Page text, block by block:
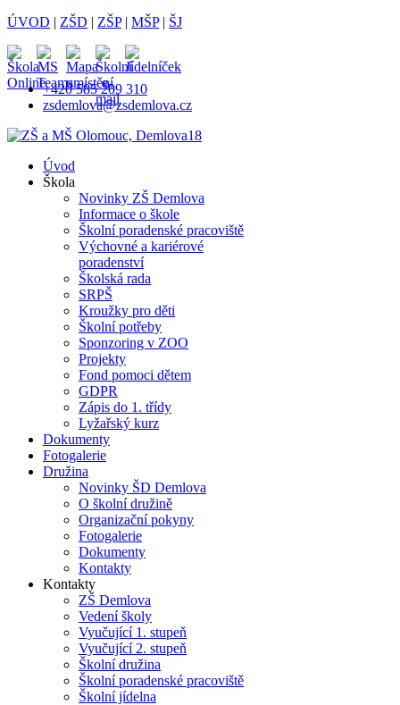
ÚVOD | ZŠD | ZŠP| MŠP| ŠJ
+420 585 209 310
zsdemlova@zsdemlova.cz
Úvod
Škola
Novinky ZŠ Demlova
Informace o škole
Školní poradenské pracoviště
Výchovné a kariérové
poradenství
Školská rada
SRPŠ
Kroužky pro děti
Školní potřeby
Sponzoring v ZOO
Projekty
Fond pomoci dětem
GDPR
Zápis do 1. třídy
Lyžařský kurz
Dokumenty
Fotogalerie
Družina
Novinky ŠD Demlova
O školní družině
Organizační pokyny
Fotogalerie
Dokumenty
Kontakty
Kontakty
ZŠ Demlova
Vedení školy
Vyučující 1. stupeň
Vyučující 2. stupeň
Školní družina
Školní poradenské pracoviště
Školní jídelna